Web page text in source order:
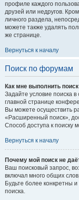
профиле каждого
друзей или недругов.
личного раздела,
можете также удалять
же странице.
Вернуться к началу
Поиск по форумам
Как мне выполнить
Задайте условие поиска
главной странице
Вы можете осуществить
«Расширенный поиск»,
Способ доступа к поиску
Вернуться к началу
Почему мой поиск не
Ваш поисковый запрос,
включал много общих
Будьте более конкретны
поиска.